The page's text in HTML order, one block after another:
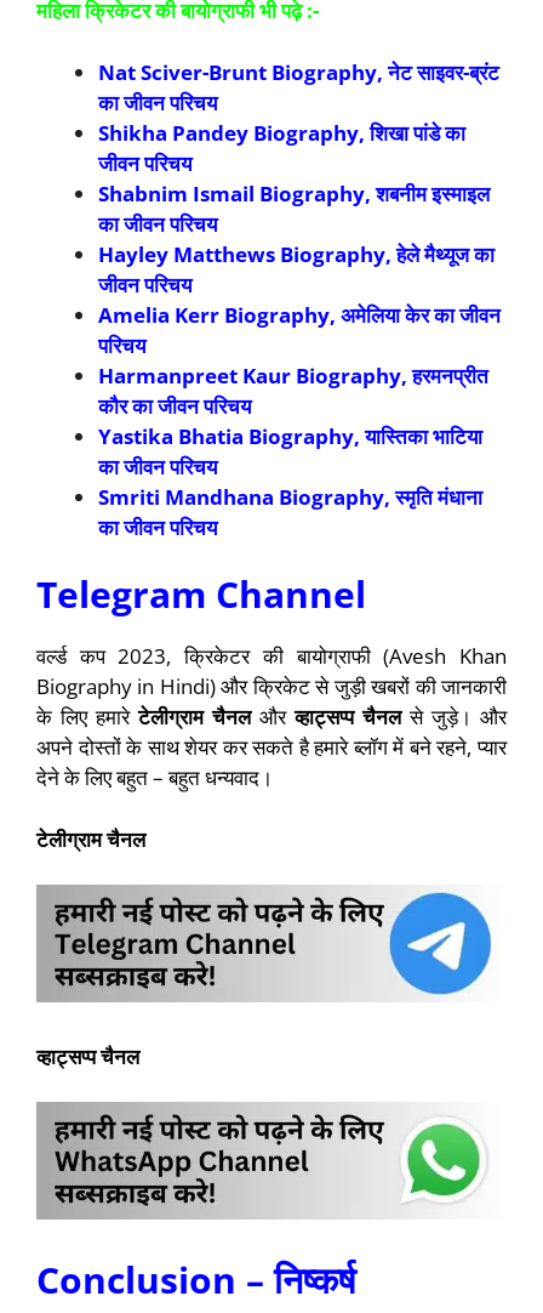
महिला क्रिकेटर की बायोग्राफी भी पढ़े :-
Nat Sciver-Brunt Biography, नेट साइवर-ब्रंट
का जीवन परिचय
Shikha Pandey Biography, शिखा पांडे का
जीवन परिचय
Shabnim Ismail Biography, शबनीम इस्माइल
का जीवन परिचय
Hayley Matthews Biography, हेले मैथ्यूज का
जीवन परिचय
Amelia Kerr Biography, अमेलिया केर का जीवन
परिचय
Harmanpreet Kaur Biography, हरमनप्रीत
कौर का जीवन परिचय
Yastika Bhatia Biography, यास्तिका भाटिया
का जीवन परिचय
Smriti Mandhana Biography, स्मृति मंधाना
का जीवन परिचय
Telegram Channel
वर्ल्ड कप 2023, क्रिकेटर की बायोग्राफी (Avesh Khan
Biography in Hindi) और क्रिकेट से जुड़ी खबरों की जानकारी
के लिए हमारेटेलीग्राम चैनलऔरव्हाट्सप्प चैनलसे जुड़े। और
अपने दोस्तों के साथ शेयर कर सकते है हमारे ब्लॉग में बने रहने, प्यार
देने के लिए बहुत – बहुत धन्यवाद।
टेलीग्राम चैनल
व्हाट्सप्प चैनल
Conclusion – निष्कर्ष